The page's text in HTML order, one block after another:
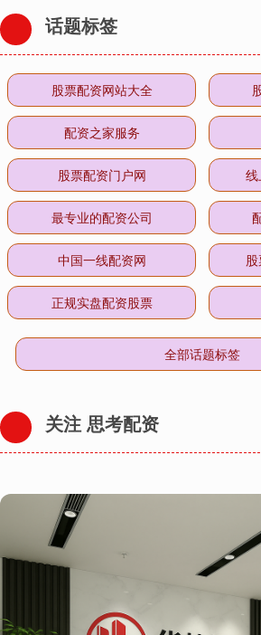
话题标签
股票配资网站大全
配资之家服务
股票配资门户网
最专业的配资公司
中国一线配资网
正规实盘配资股票
全部话题标签
关注 思考配资